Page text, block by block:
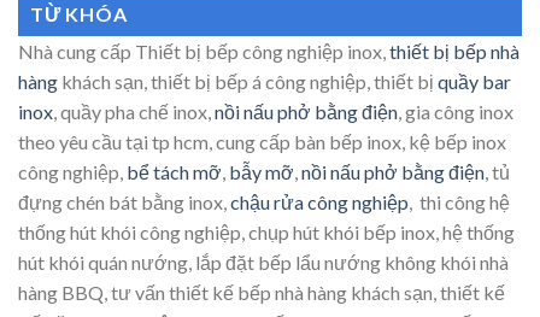
TỪ KHÓA
Nhà cung cấp Thiết bị bếp công nghiệp inox, thiết bị bếp nhà
hàng khách sạn, thiết bị bếp á công nghiệp, thiết bị quầy bar
inox , quầy pha chế inox, nồi nấu phở bằng điện , gia công inox
theo yêu cầu tại tp hcm, cung cấp bàn bếp inox, kệ bếp inox
công nghiệp, bể tách mỡ bẫy mỡ nồi nấu phở bằng điện , tủ
đựng chén bát bằng inox, chậu rửa công nghiệp , thi công hệ
thống hút khói công nghiệp, chụp hút khói bếp inox, hệ thống
hút khói quán nướng, lắp đặt bếp lẩu nướng không khói nhà
hàng BBQ, tư vấn thiết kế bếp nhà hàng khách sạn, thiết kế